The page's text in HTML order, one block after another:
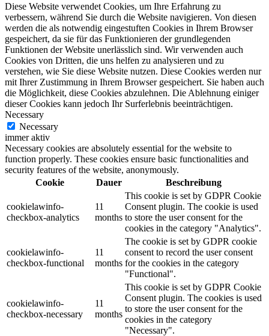
Diese Website verwendet Cookies, um Ihre Erfahrung zu
verbessern, während Sie durch die Website navigieren. Von diesen
werden die als notwendig eingestuften Cookies in Ihrem Browser
gespeichert, da sie für das Funktionieren der grundlegenden
Funktionen der Website unerlässlich sind. Wir verwenden auch
Cookies von Dritten, die uns helfen zu analysieren und zu
verstehen, wie Sie diese Website nutzen. Diese Cookies werden nur
mit Ihrer Zustimmung in Ihrem Browser gespeichert. Sie haben auch
die Möglichkeit, diese Cookies abzulehnen. Die Ablehnung einiger
dieser Cookies kann jedoch Ihr Surferlebnis beeinträchtigen.
Necessary
Necessary
immer aktiv
Necessary cookies are absolutely essential for the website to
function properly. These cookies ensure basic functionalities and
security features of the website, anonymously.
Cookie
Dauer Beschreibung
cookielawinfo-
checkbox-analytics
11
months
This cookie is set by GDPR Cookie
Consent plugin. The cookie is used
to store the user consent for the
cookies in the category "Analytics".
cookielawinfo-
checkbox-functional
11
months
The cookie is set by GDPR cookie
consent to record the user consent
for the cookies in the category
"Functional".
cookielawinfo-
checkbox-necessary
11
months
This cookie is set by GDPR Cookie
Consent plugin. The cookies is used
to store the user consent for the
cookies in the category
"Necessary".